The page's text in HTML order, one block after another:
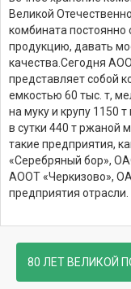
Великой
комбината
продукцию, давать
качества. Сегодня
представляет собой
емкостью 60 тыс. т,
на муку и крупу 1150
в сутки 440 т ржаной
такие предприятия,
«Серебряный бор»,
АООТ «Черкизово»,
предприятия отрасли.
80 ЛЕТ ВЕЛИКОЙ